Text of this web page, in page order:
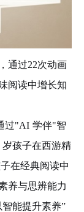
通过22次动画
阅读中增长知
过"AI 学伴"智
孩子在西游精
在经典阅读中
养与思辨能力
能提升素养”